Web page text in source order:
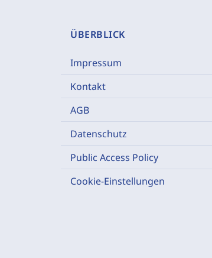
ÜBERBLICK
Impressum
Kontakt
AGB
Datenschutz
Public Access Policy
Cookie-Einstellungen